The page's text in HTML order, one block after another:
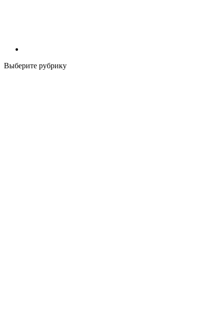
Выберите рубрику